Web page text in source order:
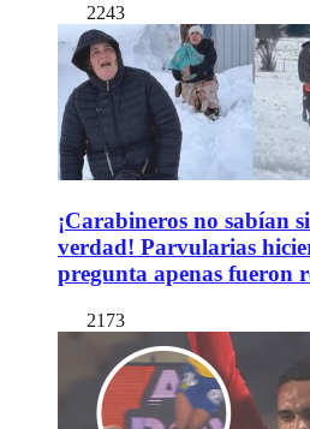
2243
¡Carabineros no sabían
verdad! Parvularias
pregunta apenas fueron
2173